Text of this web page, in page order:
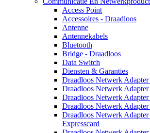
Access Point
Accessoires - Draadloos
Antenne
Antennekabels
Bluetooth
Bridge - Draadloos
Data Switch
Diensten & Garanties
Draadloos Netwerk
Draadloos Netwerk
Draadloos Netwerk Adapter
Draadloos Netwerk
Draadloos Netwerk
Expresscard